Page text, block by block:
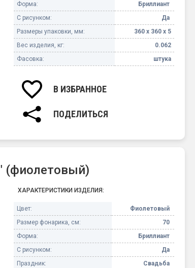
Форма:
Бриллиант
С рисунком:
Да
Размеры упаковки, мм:
360 х 360 х 5
Вес изделия, кг:
0.062
Фасовка:
штука
В ИЗБРАННОЕ
ПОДЕЛИТЬСЯ
(фиолетовый)
ХАРАКТЕРИСТИКИ ИЗДЕЛИЯ:
Цвет:
Фиолетовый
Размер фонарика, см:
70
Форма:
Бриллиант
С рисунком:
Да
Праздник:
Свадьба